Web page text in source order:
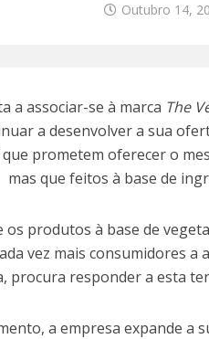
Outubro 14,
a associar-se à marca The
a desenvolver a sua
que prometem oferecer o
mas que feitos à base de
os produtos à base de
vez mais consumidores
procura responder a esta
a empresa expande a